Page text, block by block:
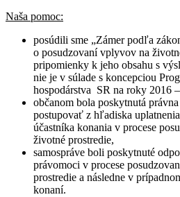
Naša pomoc:
posúdili sme „Zámer podľa
o posudzovaní vplyvov na
pripomienky k jeho obsahu s
nie je v súlade s koncepciou
hospodárstva SR na roky 2016
občanom bola poskytnutá
postupovať z hľadiska
účastníka konania v procese
životné prostredie,
samospráve boli poskytnuté
právomoci v procese
prostredie a následne v
konaní.